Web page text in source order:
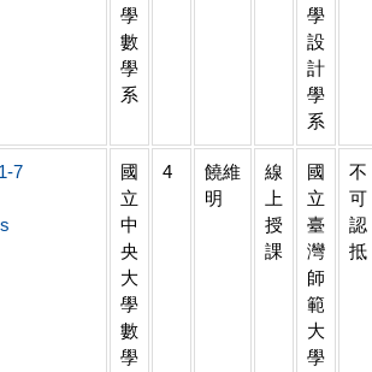
學
數
學
系
學
設
計
學
系
7
國
立
中
央
大
學
數
學
4
饒維
明
線
上
授
課
國
立
臺
灣
師
範
大
學
不
可
認
抵